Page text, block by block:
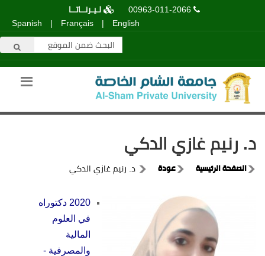
00963-011-2066
لـيـرنــاتــا
English
|
Français
|
Spanish
د. رنيم غازي الدكي
الصفحة الرئيسية عودة د. رنيم غازي الدكي
2020 دكتوراه
في العلوم
المالية
والمصرفية -